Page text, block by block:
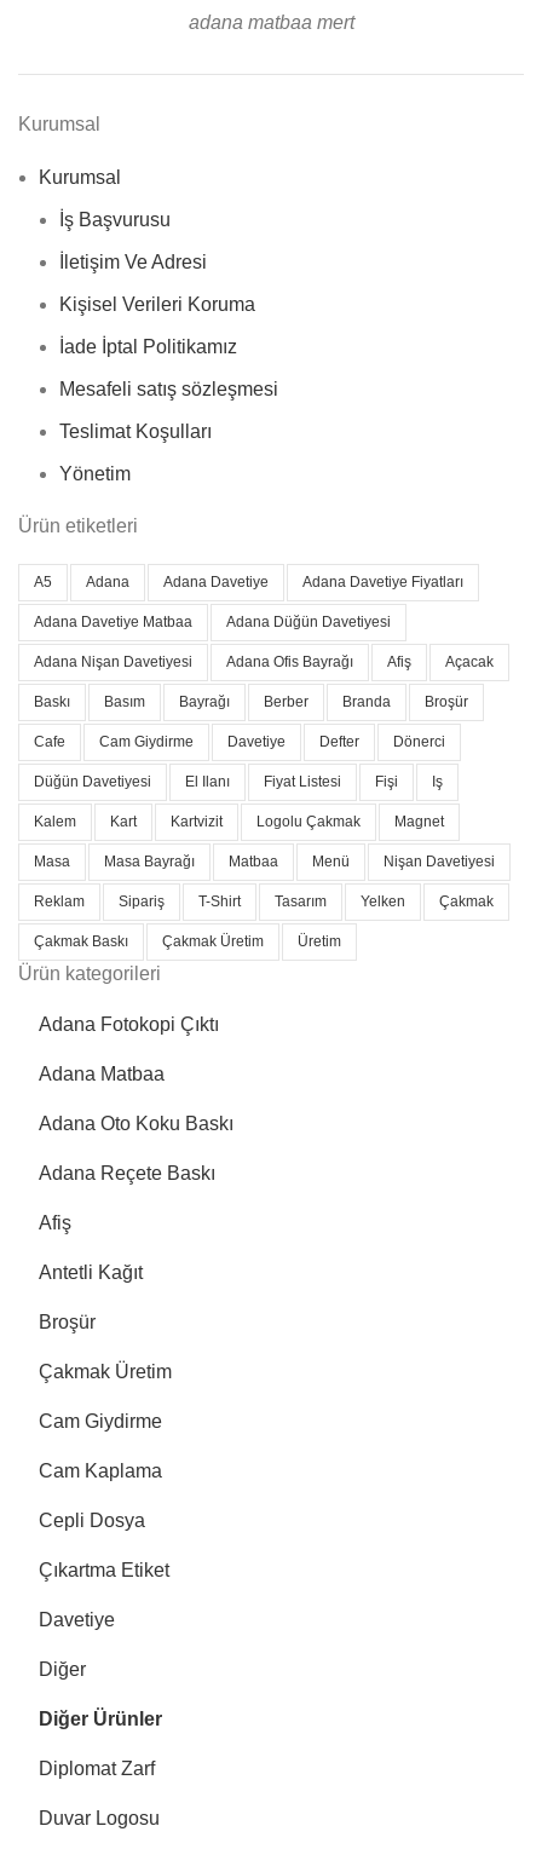
adana matbaa mert
Kurumsal
Kurumsal
İş Başvurusu
İletişim Ve Adresi
Kişisel Verileri Koruma
İade İptal Politikamız
Mesafeli satış sözleşmesi
Teslimat Koşulları
Yönetim
Ürün etiketleri
A5 Adana Adana Davetiye Adana Davetiye Fiyatları
Adana Davetiye Matbaa Adana Düğün Davetiyesi
Adana Nişan Davetiyesi Adana Ofis Bayrağı Afiş Açacak
Baskı Basım Bayrağı Berber Branda Broşür
Cafe Cam Giydirme Davetiye Defter Dönerci
Düğün Davetiyesi El Ilanı Fiyat Listesi Fişi Iş
Kalem Kart Kartvizit Logolu Çakmak Magnet
Masa Masa Bayrağı Matbaa Menü Nişan Davetiyesi
Reklam Sipariş T-Shirt Tasarım Yelken Çakmak
Çakmak Baskı Çakmak Üretim Üretim
Ürün kategorileri
Adana Fotokopi Çıktı
Adana Matbaa
Adana Oto Koku Baskı
Adana Reçete Baskı
Afiş
Antetli Kağıt
Broşür
Çakmak Üretim
Cam Giydirme
Cam Kaplama
Cepli Dosya
Çıkartma Etiket
Davetiye
Diğer
Diğer Ürünler
Diplomat Zarf
Duvar Logosu